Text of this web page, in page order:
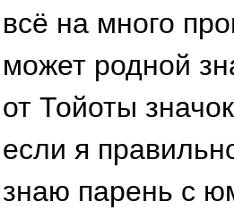
всё на много
может родной
от Тойоты
если я
знаю парень с